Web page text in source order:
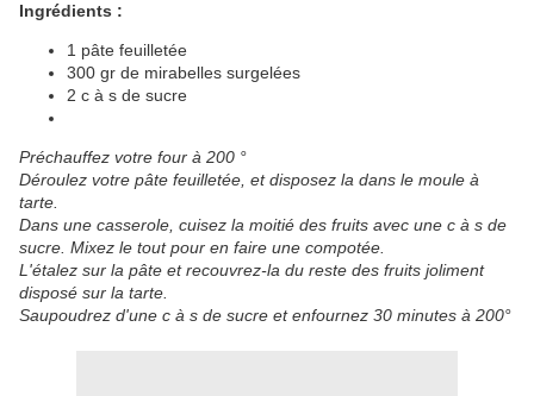
Ingrédients :
1 pâte feuilletée
300 gr de mirabelles surgelées
2 c à s de sucre
Préchauffez votre four à 200 °
Déroulez votre pâte feuilletée, et disposez la dans le moule à
tarte.
Dans une casserole, cuisez la moitié des fruits avec une c à s de
sucre. Mixez le tout pour en faire une compotée.
L'étalez sur la pâte et recouvrez-la du reste des fruits joliment
disposé sur la tarte.
Saupoudrez d'une c à s de sucre et enfournez 30 minutes à 200°